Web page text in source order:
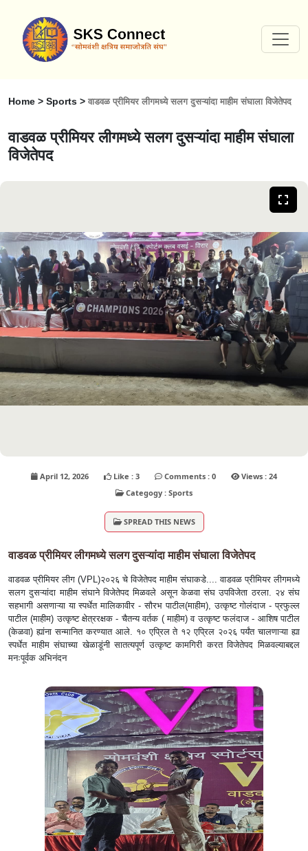
Home > Sports > वाडवळ प्रीमियर लीगमध्ये सलग दुसऱ्यांदा माहीम संघाला विजेतेपद
वाडवळ प्रीमियर लीगमध्ये सलग दुसऱ्यांदा माहीम संघाला
विजेतेपद
April 12, 2026 Like : 3 Comments : 0
Views : 24
Categogy : Sports
SPREAD THIS NEWS
वाडवळ प्रीमियर लीगमध्ये सलग दुसऱ्यांदा माहीम संघाला विजेतेपद
वाडवळ प्रीमियर लीग (VPL)२०२६ चे विजेतेपद माहीम संघाकडे.... वाडवळ प्रीमियर लीगमध्ये
सलग दुसऱ्यांदा माहीम संघाने विजेतेपद मिळवले असून केळवा संघ उपविजेता ठरला. २४ संघ
सहभागी असणाऱ्या या स्पर्धेत मालिकावीर - सौरभ पाटील(माहीम), उत्कृष्ट गोलंदाज - प्रफुल्ल
पाटील (माहीम) उत्कृष्ट क्षेत्ररक्षक - चैतन्य वर्तक ( माहीम) व उत्कृष्ट फलंदाज - आशिष पाटील
(केळवा) ह्यांना सन्मानित करण्यात आले. १० एप्रिल ते १२ एप्रिल २०२६ पर्यंत चालणाऱ्या ह्या
स्पर्धेत माहीम संघाच्या खेळाडूंनी सातत्यपूर्ण उत्कृष्ट कामगिरी करत विजेतेपद मिळवल्याबद्दल
मनःपूर्वक अभिनंदन